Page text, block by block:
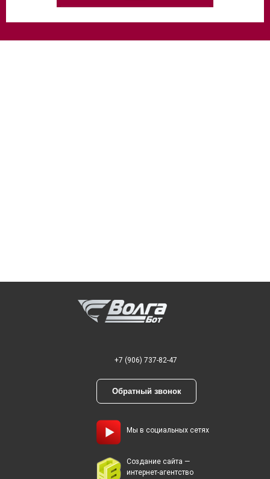
+7 (906) 737-82-47
Обратный звонок
Мы в социальных сетях
Создание сайта —
интернет-агентство